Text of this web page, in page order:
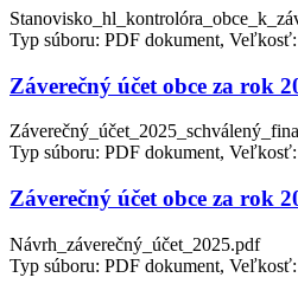
Typ súboru: PDF dokument,
Záverečný účet obce za rok
Typ súboru: PDF dokument,
Záverečný účet obce za rok
Návrh_záverečný_účet_2025.pdf
Typ súboru: PDF dokument,